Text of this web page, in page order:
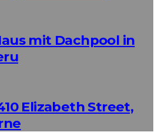
mit Dachpool in
Elizabeth Street,